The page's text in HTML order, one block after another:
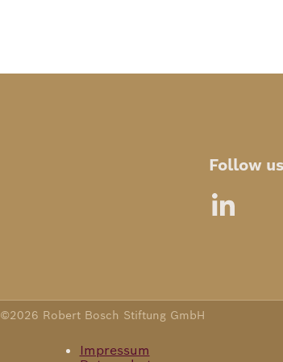
Follow
©2026 Robert Bosch Stiftung GmbH
Impressum